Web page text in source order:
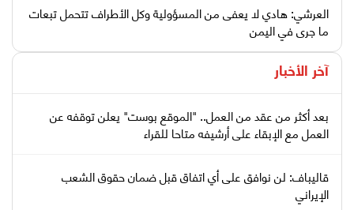
العرشي: هادي لا يعفى من المسؤولية وكل الأطراف تتحمل تبعات
ما جرى في اليمن
آخر الأخبار
بعد أكثر من عقد من العمل.. "الموقع بوست" يعلن توقفه عن
العمل مع الإبقاء على أرشيفه متاحا للقراء
قاليباف: لن نوافق على أي اتفاق قبل ضمان حقوق الشعب
الإيراني